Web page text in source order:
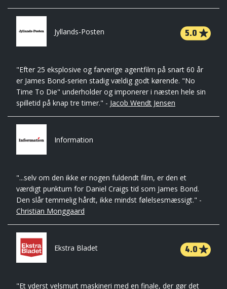
Jyllands-Posten 5.0
"Efter 25 eksplosive og farverige agentfilm på snart 60 år
er James Bond-serien stadig vældig godt kørende. "No
Time To Die" underholder og imponerer i næsten hele sin
spilletid på knap tre timer." - Jacob Wendt Jensen
Information
"...selv om den ikke er nogen fuldendt film, er den et
værdigt punktum for Daniel Craigs tid som James Bond.
Den slår temmelig hårdt, ikke mindst følelsesmæssigt." -
Christian Monggaard
Ekstra Bladet 4.0
"Et yderst velsmurt maskineri med en finale, der gør det